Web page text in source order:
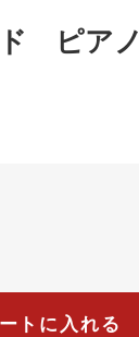
ピアノ
トに入れる